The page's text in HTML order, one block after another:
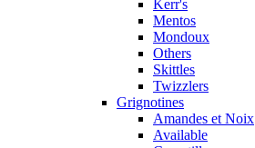
Kerr's
Mentos
Mondoux
Others
Skittles
Twizzlers
Grignotines
Amandes et Noix
Available